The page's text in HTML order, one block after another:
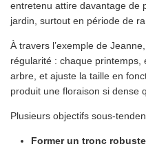
entretenu attire davantage de
jardin, surtout en période de
À travers l’exemple de
régularité : chaque printemps,
arbre, et ajuste la taille en
produit une floraison si dense
Plusieurs objectifs sous-
Former un tronc